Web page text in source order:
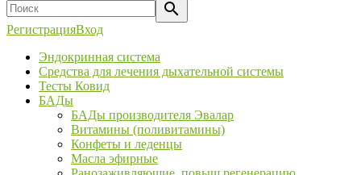
РегистрацияВход
Эндокринная система
Средства для лечения дыхательной системы
Тесты Ковид
БАДы
БАДы производителя Эвалар
Витамины (поливитамины)
Конфеты и леденцы
Масла эфирные